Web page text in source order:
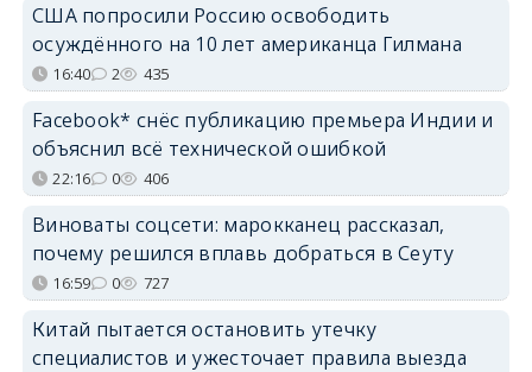
США попросили Россию освободить
осуждённого на 10 лет американца Гилмана
16:40 2 435
Facebook* снёс публикацию премьера Индии и
объяснил всё технической ошибкой
22:16 0 406
Виноваты соцсети: марокканец рассказал,
почему решился вплавь добраться в Сеуту
16:59 0 727
Китай пытается остановить утечку
специалистов и ужесточает правила выезда